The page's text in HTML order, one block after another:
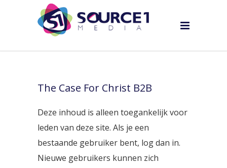
The Case For Christ B2B
Deze inhoud is alleen toegankelijk voor
leden van deze site. Als je een
bestaande gebruiker bent, log dan in.
Nieuwe gebruikers kunnen zich